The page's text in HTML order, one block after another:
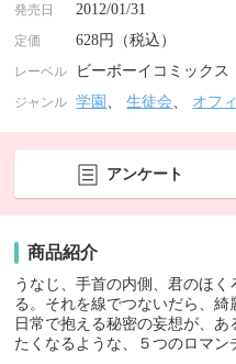
発売日 2012/01/31
定価 628円（税込）
レーベル ビーボーイコミックス
ジャンル 学園 、生徒会、 オフ
アンケート
商品紹介
うなじ、手首の内側、君のほ
る。それを線でつないだら、
日常で抱える秘密の妄想が、
たくなるような、５つのロマ